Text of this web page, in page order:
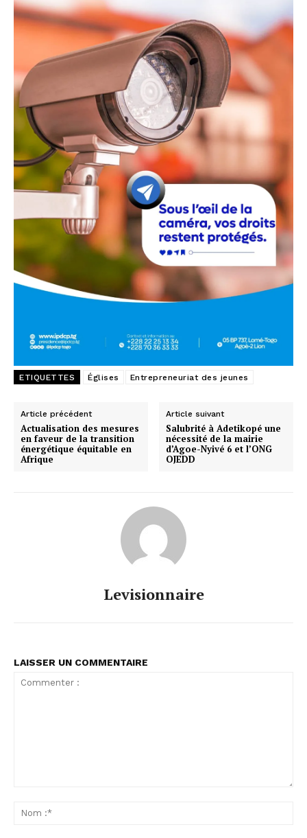
ETIQUETTES Églises Entrepreneuriat des jeunes
Article précédent
Actualisation des mesures
en faveur de la transition
énergétique équitable en
Afrique
Article suivant
Salubrité à Adetikopé une
nécessité de la mairie
d’Agoe-Nyivé 6 et l’ONG
OJEDD
Levisionnaire
LAISSER UN COMMENTAIRE